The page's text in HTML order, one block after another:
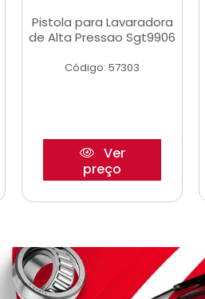
Pistola para Lavaradora
de Alta Pressao Sgt9906
Código: 57303
Ver
preço